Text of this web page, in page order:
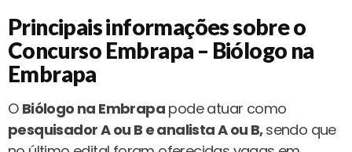
Principais informações sobre o
Concurso Embrapa – Biólogo na
Embrapa
O Biólogo na Embrapa pode atuar como
pesquisador A ou B e analista A ou B,sendo que